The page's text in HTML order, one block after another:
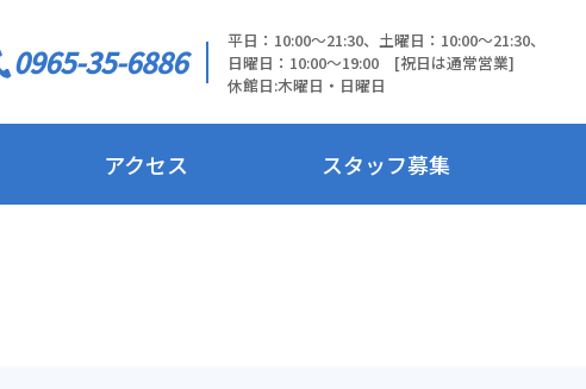
0965-35-6886
平日：10:00～21:30、土曜日：10:00～21:30、
日曜日：10:00～19:00 [祝日は通常営業]
休館日:木曜日・日曜日
アクセス スタッフ募集